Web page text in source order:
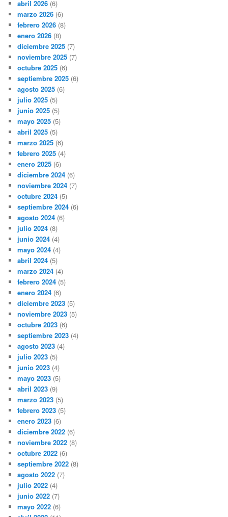
abril 2026 (6)
marzo 2026 (6)
febrero 2026 (8)
enero 2026 (8)
diciembre 2025 (7)
noviembre 2025 (7)
octubre 2025 (6)
septiembre 2025 (6)
agosto 2025 (6)
julio 2025 (5)
junio 2025 (5)
mayo 2025 (5)
abril 2025 (5)
marzo 2025 (6)
febrero 2025 (4)
enero 2025 (6)
diciembre 2024 (6)
noviembre 2024 (7)
octubre 2024 (5)
septiembre 2024 (6)
agosto 2024 (6)
julio 2024 (8)
junio 2024 (4)
mayo 2024 (4)
abril 2024 (5)
marzo 2024 (4)
febrero 2024 (5)
enero 2024 (6)
diciembre 2023 (5)
noviembre 2023 (5)
octubre 2023 (6)
septiembre 2023 (4)
agosto 2023 (4)
julio 2023 (5)
junio 2023 (4)
mayo 2023 (5)
abril 2023 (9)
marzo 2023 (5)
febrero 2023 (5)
enero 2023 (6)
diciembre 2022 (6)
noviembre 2022 (8)
octubre 2022 (6)
septiembre 2022 (8)
agosto 2022 (7)
julio 2022 (4)
junio 2022 (7)
mayo 2022 (6)